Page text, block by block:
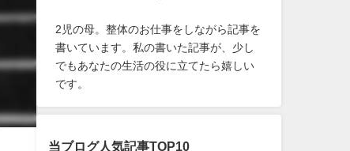
2児の母。整体のお仕事をしながら記事を
書いています。私の書いた記事が、少し
でもあなたの生活の役に立てたら嬉しい
です。
当ブログ人気記事TOP10